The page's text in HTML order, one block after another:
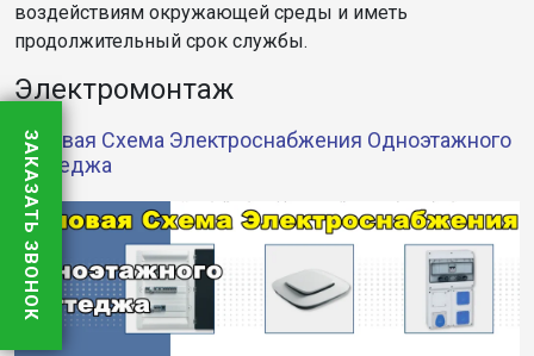
воздействиям окружающей среды и иметь
продолжительный срок службы.
Электромонтаж
Типовая Схема Электроснабжения Одноэтажного
Коттеджа
ЗАКАЗАТЬ ЗВОНОК